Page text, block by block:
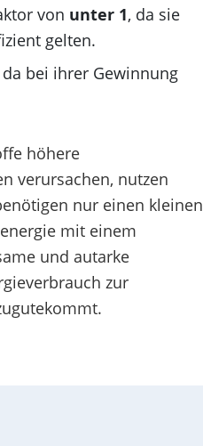
von unter 1, da sie
gelten.
bei ihrer Gewinnung
höhere
verursachen, nutzen
nur einen kleinen
mit einem
und autarke
zur